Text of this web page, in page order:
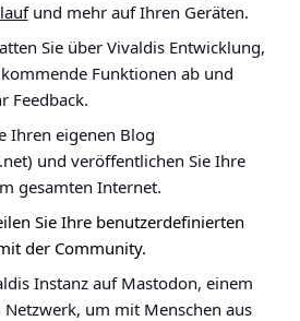
und mehr auf Ihren Geräten.
Sie über Vivaldis Entwicklung,
Funktionen ab und
Feedback.
Ihren eigenen Blog
und veröffentlichen Sie Ihre
gesamten Internet.
Sie Ihre benutzerdefinierten
der Community.
Instanz auf Mastodon, einem
um mit Menschen aus